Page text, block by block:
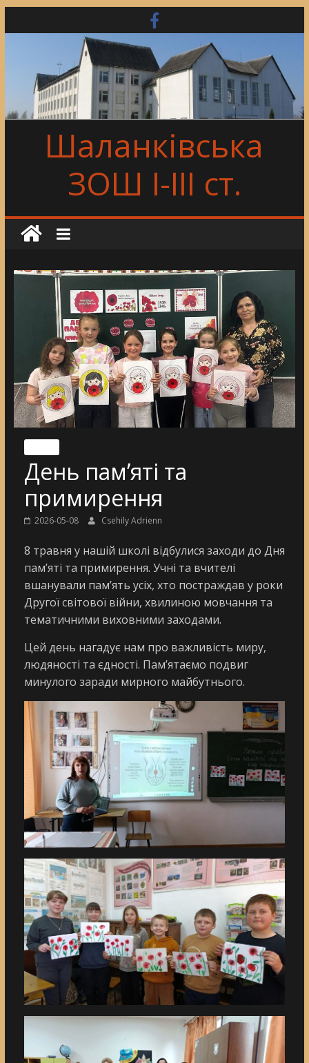
to
Шаланківська
ЗОШ І-ІІІ ст.
День пам’яті та
примирення
2026-05-08 Csehily Adrienn
8 травня у нашій школі відбулися заходи до Дня
пам’яті та примирення. Учні та вчителі
вшанували пам’ять усіх, хто постраждав у роки
Другої світової війни, хвилиною мовчання та
тематичними виховними заходами.
Цей день нагадує нам про важливість миру,
людяності та єдності. Пам’ятаємо подвиг
минулого заради мирного майбутнього.